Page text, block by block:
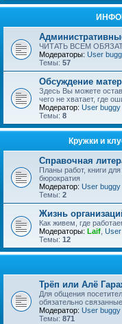
ЧИТАТЬ ВСЕМ
Модераторы: User
Темы: 57
Обсуждение
Здесь Вы можете
чего не хватает, где
Модератор: User buggy
Темы: 8
Кружки и
Справочная
Планы работ, книги
бюрократия
Модератор: User buggy
Темы: 2
Жизнь
Как живем, где
Модераторы: Laif
Темы: 12
Трёп или Алё
Для общения
обязательно
Модератор: User buggy
Темы: 871